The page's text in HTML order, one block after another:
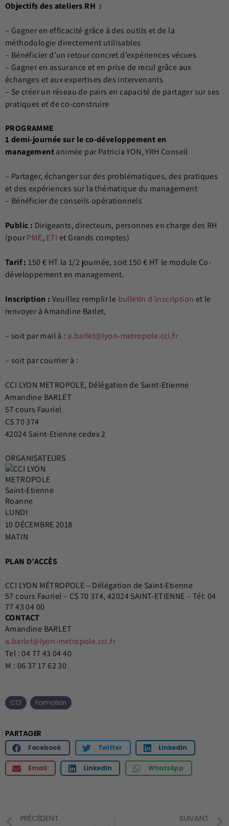
Objectifs des ateliers RH :
– Gagner en efficacité grâce à des outils et de la
méthodologie directement utilisables
– Bénéficier d’un retour concret d’expériences vécues
– Gagner en assurance et en prise de recul grâce aux
échanges et aux expertises des intervenants
– Se créer un réseau de pairs en capacité de partager sur ses
pratiques et de co-construire
PROGRAMME
1 demi-journée sur le co-développement en
managementanimée par Patricia YON, YRH Conseil
– Partager, échanger sur des problématiques, des pratiques
et des expériences sur la thématique du management
– Bénéficier de conseils opérationnels
Public : Dirigeants, directeurs, personnes en charge des RH
(pourPME, ETI et Grands comptes)
Tarif : 150 € HT la 1/2 journée, soit 150 € HT le module Co-
développement en management.
Inscription : Veuillez remplir le bulletin d’inscription et le
renvoyer à Amandine Barlet,
– soit par mail à : a.barlet@lyon-metropole.cci.fr
– soit par courrier à :
CCI LYON METROPOLE, Délégation de Saint-Etienne
Amandine BARLET
57 cours Fauriel
CS 70 374
42024 Saint-Etienne cedex 2
ORGANISATEURS
LUNDI
10 DÉCEMBRE 2018
MATIN
PLAN D’ACCÈS
CCI LYON MÉTROPOLE – Délégation de Saint-Etienne
57 cours Fauriel – CS 70 374, 42024 SAINT-ETIENNE – Tél: 04
77 43 04 00
CONTACT
Amandine BARLET
a.barlet@lyon-metropole.cci.fr
Tel : 04 77 43 04 40
M : 06 37 17 62 30
CCI Formation
PARTAGER
Facebook Twitter LinkedIn
Email LinkedIn WhatsApp
PRÉCÉDENT SUIVANT